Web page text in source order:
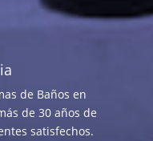
de Baños en
de 30 años de
satisfechos.